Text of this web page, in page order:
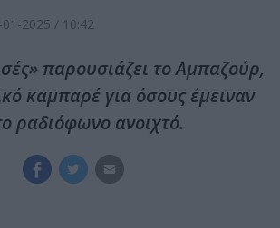
01-2025 / 10:42
παρουσιάζει το Αμπαζούρ,
καμπαρέ για όσους έμειναν
ραδιόφωνο ανοιχτό.